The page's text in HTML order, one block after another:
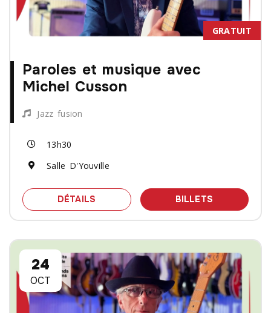
GRATUIT
Paroles et musique avec
Michel Cusson
Jazz fusion
13h30
Salle D'Youville
DÉTAILS SPECTACLE PAROLES ET MUSIQUE
BILLETS DES
24
OCT